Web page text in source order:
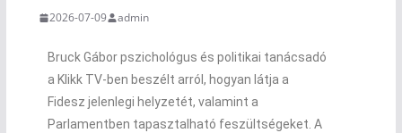
2026-07-09 admin
Bruck Gábor pszichológus és politikai tanácsadó
a Klikk TV-ben beszélt arról, hogyan látja a
Fidesz jelenlegi helyzetét, valamint a
Parlamentben tapasztalható feszültségeket. A